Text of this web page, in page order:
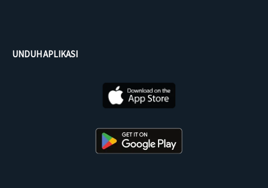
UNDUH APLIKASI